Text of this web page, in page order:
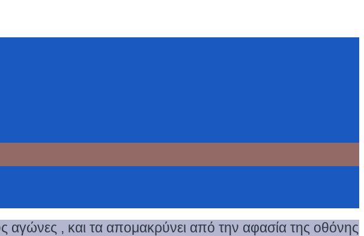
αγώνες , και τα απομακρύνει από την αφασία της οθόνης